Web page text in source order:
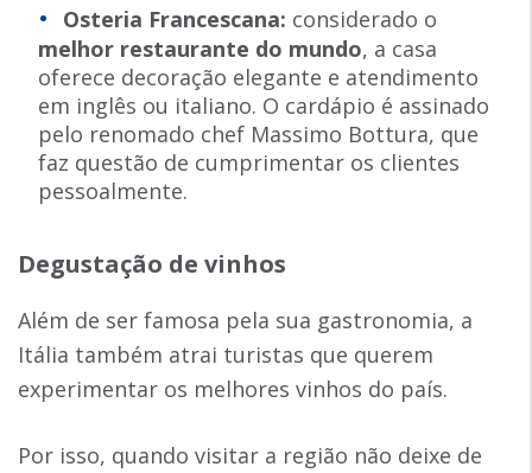
Osteria Francescana: considerado o
melhor restaurante do mundo, a casa
oferece decoração elegante e atendimento
em inglês ou italiano. O cardápio é assinado
pelo renomado chef Massimo Bottura, que
faz questão de cumprimentar os clientes
pessoalmente.
Degustação de vinhos
Além de ser famosa pela sua gastronomia, a
Itália também atrai turistas que querem
experimentar os melhores vinhos do país.
Por isso, quando visitar a região não deixe de